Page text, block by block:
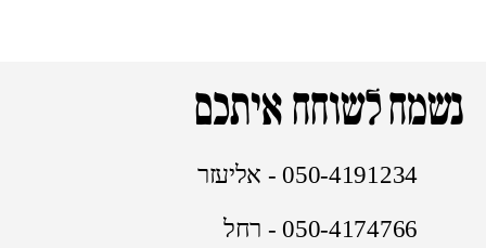
נשמח לשוחח איתכם
050-4191234 - אליעזר
050-4174766 - רחל